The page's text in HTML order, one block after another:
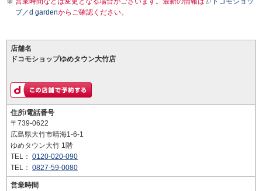
プ／d gardenからご確認ください。
店舗名
ドコモショップゆめタウン大竹店
住所/電話番号
〒739-0622
広島県大竹市晴海1-6-1
ゆめタウン大竹 1階
TEL： 0120-020-090
TEL： 0827-59-0080
営業時間